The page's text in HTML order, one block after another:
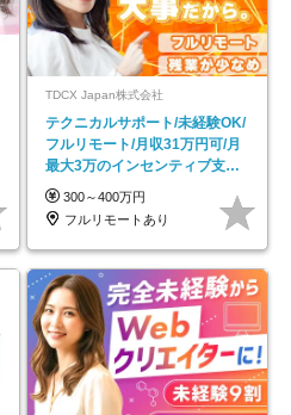
TDCX Japan株式会社
テクニカルサポート/未経験OK/
フルリモート/月収31万円可/月
最大3万のインセンティブ支給/
平均年齢33歳
300～400万円
フルリモートあり